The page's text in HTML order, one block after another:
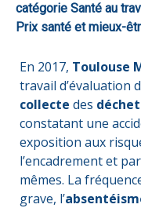
catégorie Santé au
Prix santé et mieux-
En 2017, Toulouse
travail d’évaluation
collecte des
constatant une
exposition aux
l’encadrement et
mêmes. La
grave, l’